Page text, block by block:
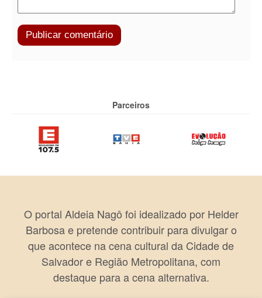
Parceiros
O portal Aldeia Nagô foi idealizado por Helder
Barbosa e pretende contribuir para divulgar o
que acontece na cena cultural da Cidade de
Salvador e Região Metropolitana, com
destaque para a cena alternativa.